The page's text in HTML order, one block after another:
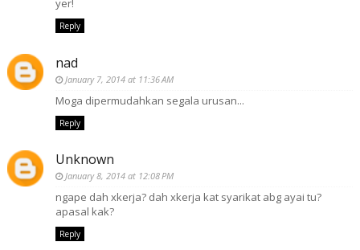
yer!
Reply
nad
January 7, 2014 at 11:36 AM
Moga dipermudahkan segala urusan...
Reply
Unknown
January 8, 2014 at 12:08 PM
ngape dah xkerja? dah xkerja kat syarikat abg ayai tu?
apasal kak?
Reply